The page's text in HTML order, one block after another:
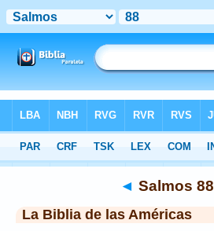
>LBLA > Salmos 88
◄ Salmos 88
La Biblia de las Américas